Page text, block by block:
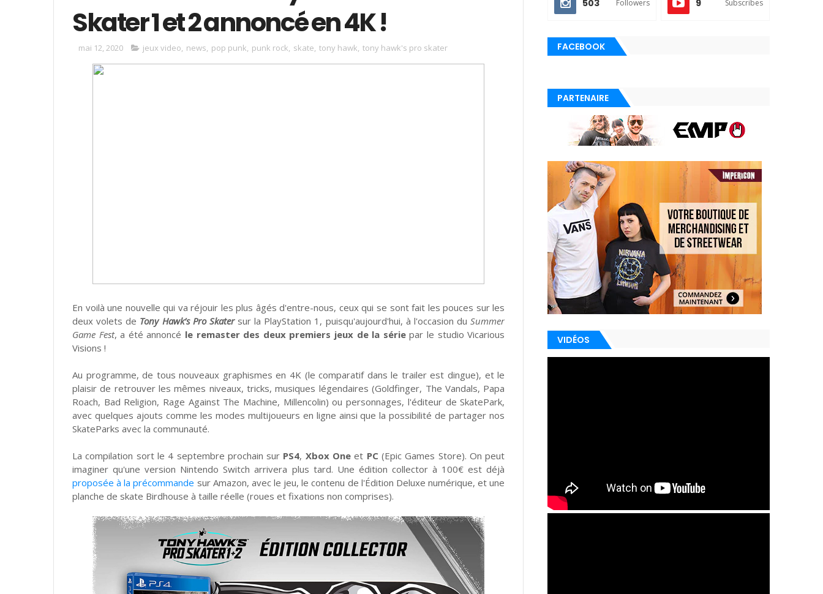
Skater 1 et 2 annoncé en 4K !
mai 12, 2020 jeux video, news, pop punk, punk rock, skate, tony hawk, tony hawk's pro skater
En voilà une nouvelle qui va réjouir les plus âgés d'entre-nous, ceux qui se sont fait les pouces sur les
deux volets de Tony Hawk’s Pro Skatersur la PlayStation 1, puisqu'aujourd'hui, à l'occasion duSummer
Game Fest, a été annoncé le remaster des deux premiers jeux de la sériepar le studio Vicarious
Visions !
Au programme, de tous nouveaux graphismes en 4K (le comparatif dans le trailer est dingue), et le
plaisir de retrouver les mêmes niveaux, tricks, musiques légendaires (Goldfinger, The Vandals, Papa
Roach, Bad Religion, Rage Against The Machine, Millencolin) ou personnages, l'éditeur de SkatePark,
avec quelques ajouts comme les modes multijoueurs en ligne ainsi que la possibilité de partager nos
SkateParks avec la communauté.
La compilation sort le 4 septembre prochain sur PS4, Xbox One et PC (Epic Games Store). On peut
imaginer qu'une version Nintendo Switch arrivera plus tard. Une édition collector à 100€ est déjà
proposée à la précommande sur Amazon, avec le jeu, le contenu de l'Édition Deluxe numérique, et une
planche de skate Birdhouse à taille réelle (roues et fixations non comprises).
503 Followers 9 Subscribes
FACEBOOK
PARTENAIRE
VIDÉOS